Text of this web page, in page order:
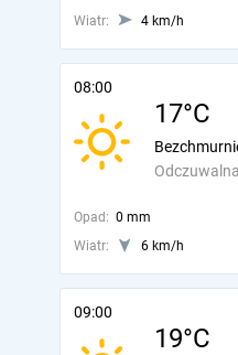
Wiatr: 4 km/h
08:00
17°C
Odczuwalna
Opad: 0 mm
Wiatr:
6 km/h
09:00
19°C